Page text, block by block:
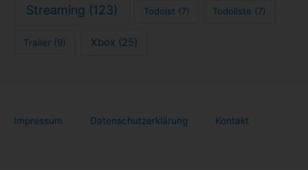
Streaming (123) Todoist (7) Todoliste (7)
Trailer (9) Xbox (25)
Impressum Datenschutzerklärung Kontakt